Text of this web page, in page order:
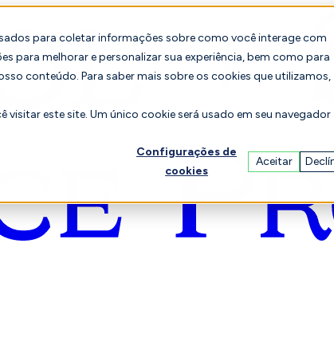
para coletar informações sobre como você interage com
para melhorar e personalizar sua experiência, bem como para
conteúdo. Para saber mais sobre os cookies que utilizamos,
este site. Um único cookie será usado em seu navegador
Configurações de
cookies
Aceitar